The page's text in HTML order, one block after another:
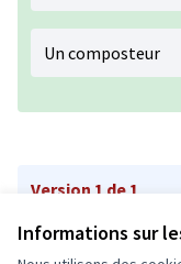
Informations sur
Un composteur
Version 1 de 1